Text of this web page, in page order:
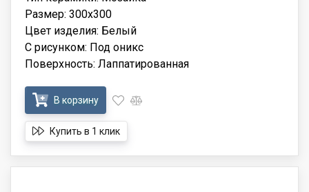
Размер: 300x300
Цвет изделия: Белый
С рисунком: Под оникс
Поверхность: Лаппатированная
В корзину
Купить в 1 клик